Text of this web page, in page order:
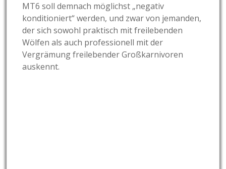
MT6 soll demnach möglichst „negativ
konditioniert“ werden, und zwar von jemanden,
der sich sowohl praktisch mit freilebenden
Wölfen als auch professionell mit der
Vergrämung freilebender Großkarnivoren
auskennt.